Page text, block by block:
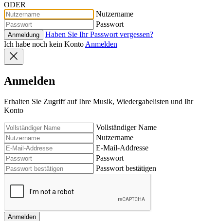
ODER
Nutzername
Passwort
Anmeldung
Haben Sie Ihr Passwort vergessen?
Ich habe noch kein Konto Anmelden
Anmelden
Erhalten Sie Zugriff auf Ihre Musik, Wiedergabelisten und Ihr
Konto
Vollständiger Name
Nutzername
E-Mail-Addresse
Passwort
Passwort bestätigen
Anmelden